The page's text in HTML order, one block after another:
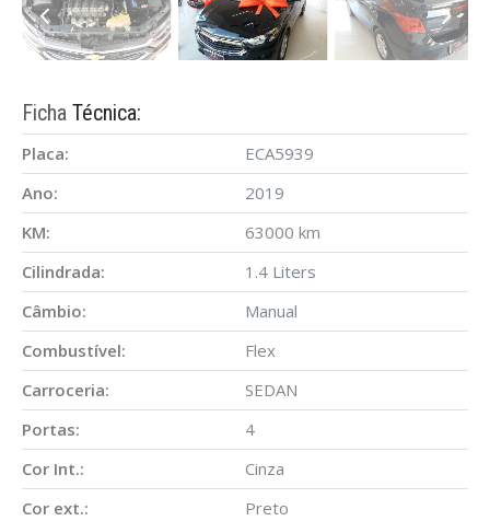
Ficha Técnica:
Placa:
ECA5939
Ano:
2019
KM:
63000 km
Cilindrada:
1.4 Liters
Câmbio:
Manual
Combustível:
Flex
Carroceria:
SEDAN
Portas:
4
Cor Int.:
Cinza
Cor ext.:
Preto